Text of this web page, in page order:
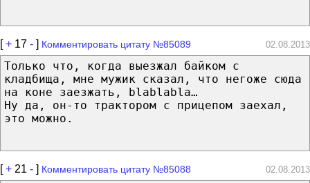
[+ 17 - ] Комментировать цитату №85089 02.08.2013
Только что, когда выезжал байком с
кладбища, мне мужик сказал, что негоже сюда
на коне заезжать, blablabla…
Ну да, он-то трактором с прицепом заехал,
это можно.
[+ 21 - ] Комментировать цитату №85088 02.08.2013